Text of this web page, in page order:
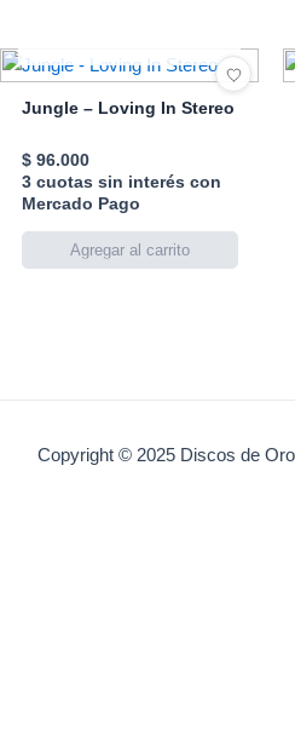
Jungle – Loving In Stereo
$96.000
3 cuotas sin interés con
Mercado Pago
Copyright © 2025 Discos de Oro